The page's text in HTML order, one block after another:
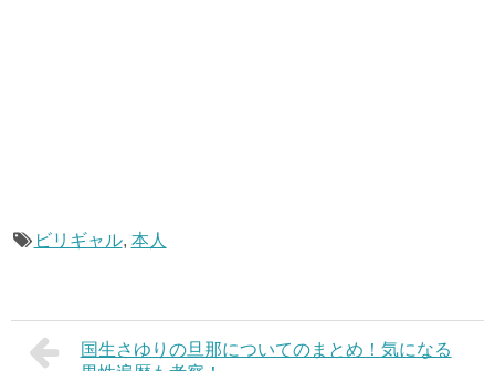
ビリギャル, 本人
国生さゆりの旦那についてのまとめ！気になる